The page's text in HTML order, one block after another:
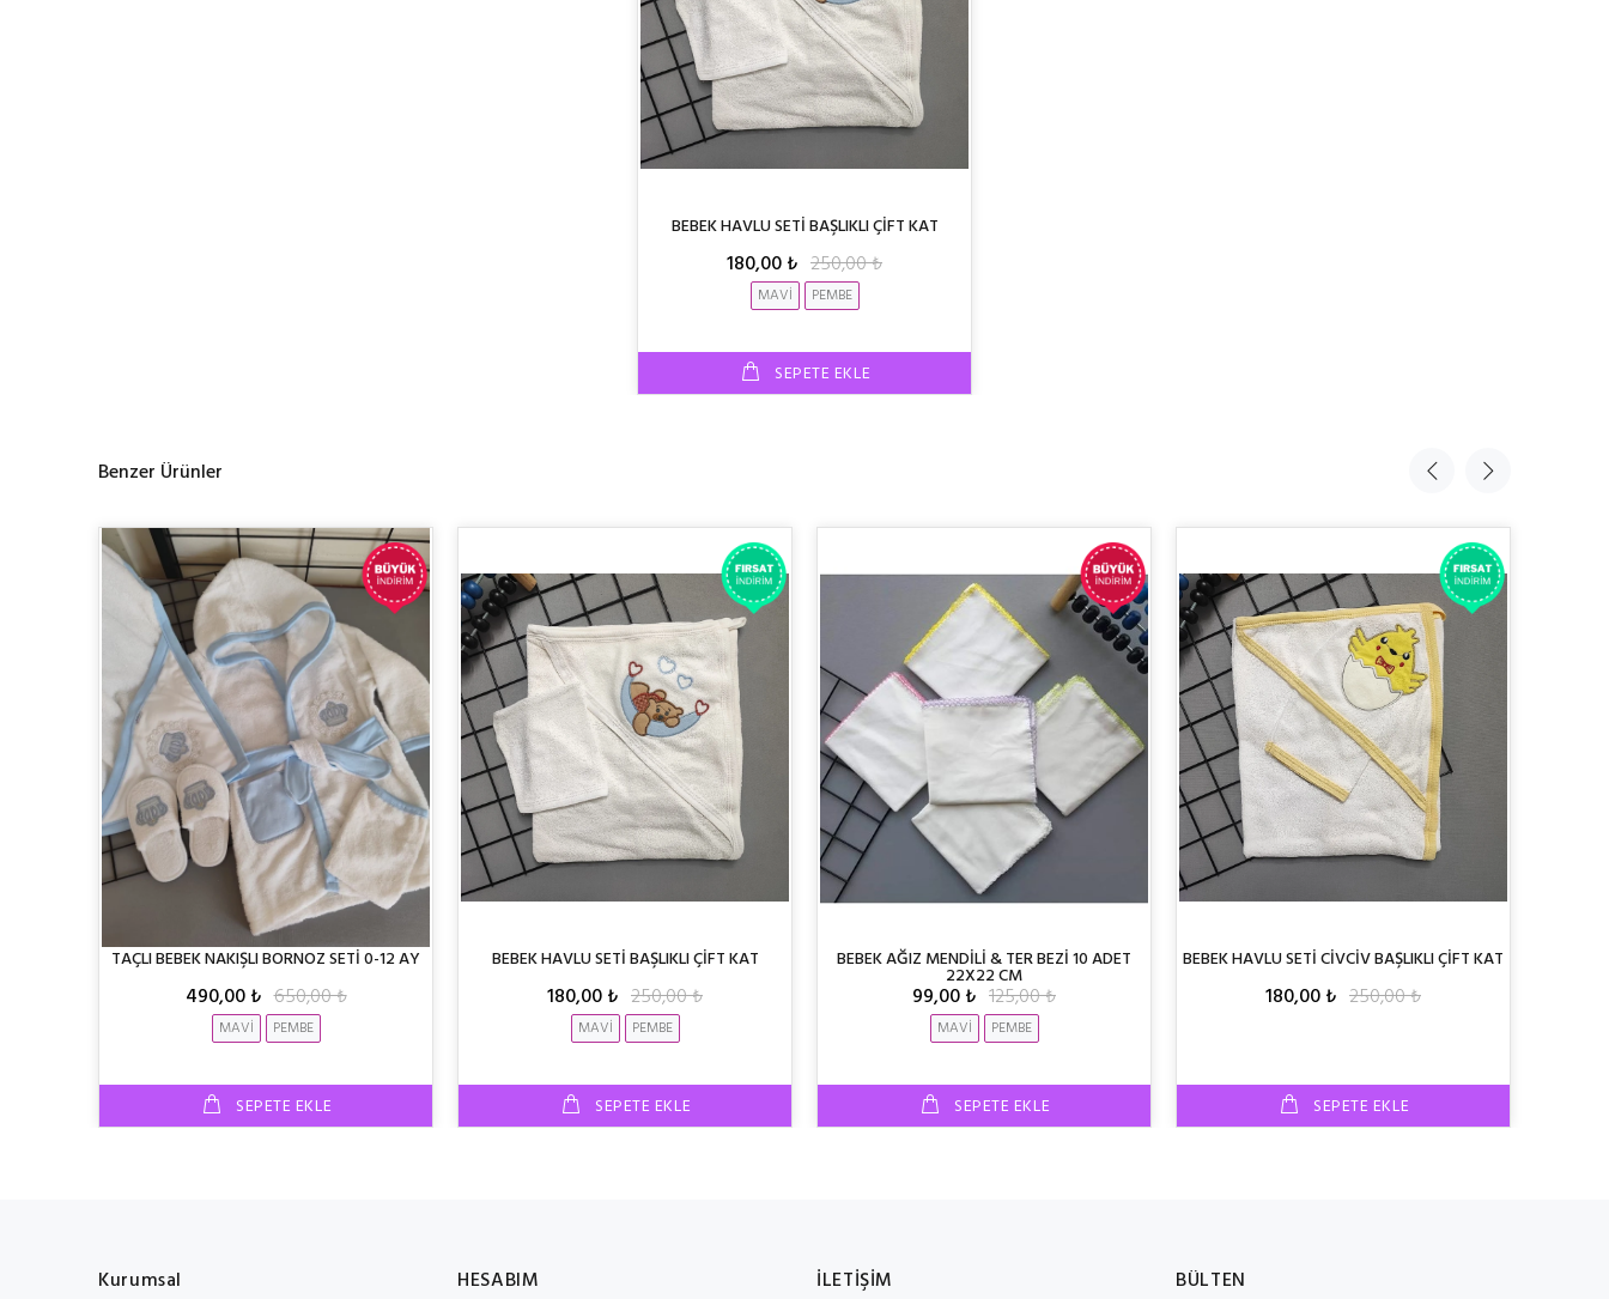
BEBEK HAVLU SETİ BAŞLIKLI ÇİFT KAT
180,00 ₺ 250,00 ₺
MAVİ PEMBE
SEPETE EKLE
Benzer Ürünler
TAÇLI BEBEK NAKIŞLI BORNOZ SETİ 0-12 AY
490,00 ₺ 650,00 ₺
MAVİ PEMBE
SEPETE EKLE
BEBEK HAVLU SETİ BAŞLIKLI ÇİFT KAT
180,00 ₺ 250,00 ₺
MAVİ PEMBE
SEPETE EKLE
BEBEK AĞIZ MENDİLİ & TER BEZİ 10 ADET
22X22 CM
99,00 ₺ 125,00 ₺
MAVİ PEMBE
SEPETE EKLE
BEBEK HAVLU SETİ CİVCİV BAŞLIKLI ÇİFT KAT
180,00 ₺ 250,00 ₺
SEPETE EKLE
Kurumsal HESABIM İLETİŞİM BÜLTEN